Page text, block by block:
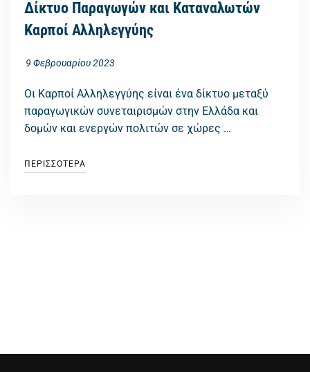
Δίκτυο Παραγωγών και Καταναλωτών
Καρποί Αλληλεγγύης
9 Φεβρουαρίου 2023
Οι Καρποί Αλληλεγγύης είναι ένα δίκτυο μεταξύ
παραγωγικών συνεταιρισμών στην Ελλάδα και
δομών και ενεργών πολιτών σε χώρες …
ΠΕΡΙΣΣΟΤΕΡΑ